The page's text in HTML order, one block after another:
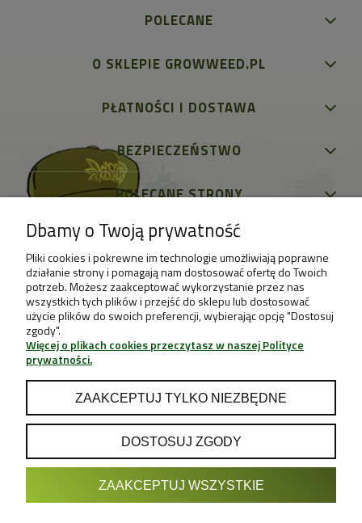
POLECANE
O SKLEPIE GROWWEED.PL
PŁATNOŚCI I DOSTAWA
BEZPIECZEŃSTWO
POLECANE STRONY
POKAŻ PEŁNĄ WERSJĘ STRONY
Dbamy o Twoją prywatność
Pliki cookies i pokrewne im technologie umożliwiają poprawne
działanie strony i pomagają nam dostosować ofertę do Twoich
potrzeb. Możesz zaakceptować wykorzystanie przez nas
wszystkich tych plików i przejść do sklepu lub dostosować
użycie plików do swoich preferencji, wybierając opcję "Dostosuj
zgody".
Więcej o plikach cookies przeczytasz w naszej Polityce
prywatności.
ZAAKCEPTUJ TYLKO NIEZBĘDNE
DOSTOSUJ ZGODY
ZAAKCEPTUJ WSZYSTKIE